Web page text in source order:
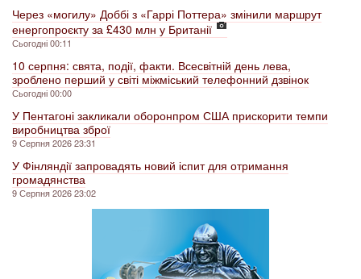
Через «могилу» Доббі з «Гаррі Поттера» змінили маршрут
енергопроєкту за £430 млн у Британії
Сьогодні 00:11
10 серпня: свята, події, факти. Всесвітній день лева,
зроблено перший у світі міжміський телефонний дзвінок
Сьогодні 00:00
У Пентагоні закликали оборонпром США прискорити темпи
виробництва зброї
9 Серпня 2026 23:31
У Фінляндії запровадять новий іспит для отримання
громадянства
9 Серпня 2026 23:02